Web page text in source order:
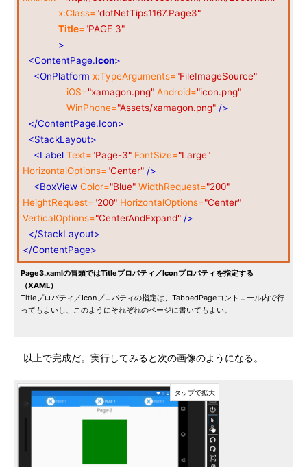
x:Class="dotNetTips1167.Page3"
Title="PAGE 3"
>
<ContentPage.Icon>
<OnPlatform x:TypeArguments="FileImageSource"
iOS="xamagon.png" Android="icon.png"
WinPhone="Assets/xamagon.png" />
</ContentPage.Icon>
<StackLayout>
<Label Text="Page-3" FontSize="Large"
HorizontalOptions="Center" />
<BoxView Color="Blue" WidthRequest="200"
HeightRequest="200" HorizontalOptions="Center"
VerticalOptions="CenterAndExpand" />
</StackLayout>
</ContentPage>
Page3.xamlの冒頭ではTitleプロパティ／Iconプロパティを指定する
（XAML）
Titleプロパティ／Iconプロパティの指定は、TabbedPageコントロール内で行
ってもよいし、このようにそれぞれのページに書いてもよい。
以上で完成だ。実行してみると次の画像のようになる。